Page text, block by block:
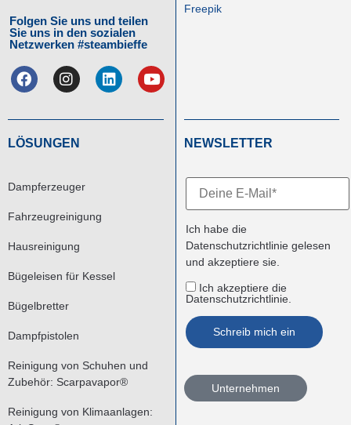
Folgen Sie uns und teilen
Sie uns in den sozialen
Netzwerken #steambieffe
Freepik
LÖSUNGEN
Dampferzeuger
Fahrzeugreinigung
Hausreinigung
Bügeleisen für Kessel
Bügelbretter
Dampfpistolen
Reinigung von Schuhen und
Zubehör: Scarpavapor®
Reinigung von Klimaanlagen:
NEWSLETTER
Ich habe die
Datenschutzrichtlinie gelesen
und akzeptiere sie.
Ich akzeptiere die
Datenschutzrichtlinie.
Unternehmen